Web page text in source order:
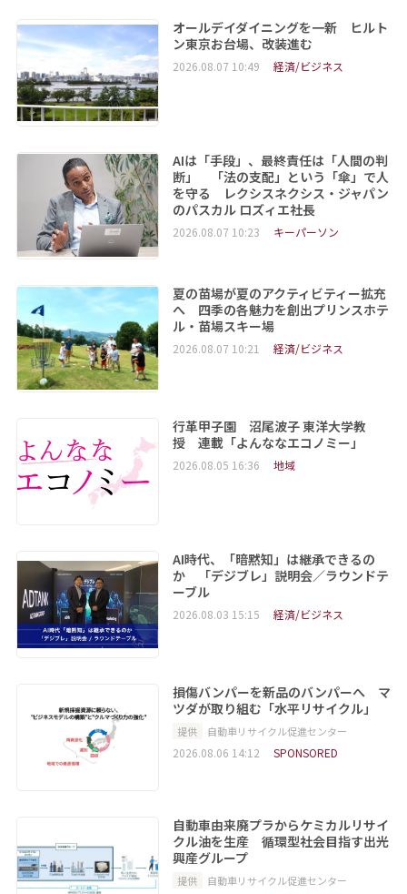
オールデイダイニングを一新 ヒルト
ン東京お台場、改装進む
2026.08.07 10:49 経済/ビジネス
AIは「手段」、最終責任は「人間の判
断」 「法の支配」という「傘」で人
を守る レクシスネクシス・ジャパン
のパスカル ロズィエ社長
2026.08.07 10:23 キーパーソン
夏の苗場が夏のアクティビティー拡充
へ 四季の各魅力を創出プリンスホテ
ル・苗場スキー場
2026.08.07 10:21 経済/ビジネス
行革甲子園 沼尾波子 東洋大学教
授 連載「よんななエコノミー」
2026.08.05 16:36 地域
AI時代、「暗黙知」は継承できるの
か 「デジブレ」説明会／ラウンドテ
ーブル
2026.08.03 15:15 経済/ビジネス
損傷バンパーを新品のバンパーへ マ
ツダが取り組む「水平リサイクル」
提供 自動車リサイクル促進センター
2026.08.06 14:12 SPONSORED
自動車由来廃プラからケミカルリサイ
クル油を生産 循環型社会目指す出光
興産グループ
提供 自動車リサイクル促進センター